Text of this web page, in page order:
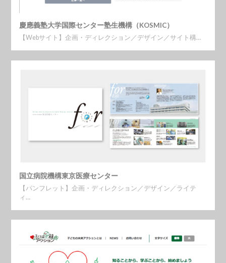
慶應義塾大学国際センター塾生機構（KOSMIC）
【Webサイト】企画・ディレクション／デザイン／サイト構…
国立病院機構東京医療センター
【パンフレット】企画・ディレクション／デザイン／ライテ
ィ…